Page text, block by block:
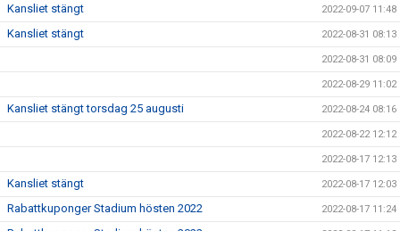
Kansliet stängt 2022-09-07 11:48
Kansliet stängt 2022-08-31 08:13
2022-08-31 08:09
2022-08-29 11:02
Kansliet stängt torsdag 25 augusti 2022-08-24 08:16
2022-08-22 12:12
2022-08-17 12:13
Kansliet stängt 2022-08-17 12:03
Rabattkuponger Stadium hösten 2022 2022-08-17 11:24